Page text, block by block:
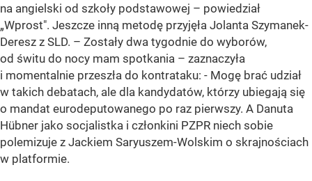
na angielski od szkoły podstawowej – powiedział
„Wprost". Jeszcze inną metodę przyjęła Jolanta Szymanek-
Deresz z SLD. – Zostały dwa tygodnie do wyborów,
od świtu do nocy mam spotkania – zaznaczyła
i momentalnie przeszła do kontrataku: - Mogę brać udział
w takich debatach, ale dla kandydatów, którzy ubiegają się
o mandat eurodeputowanego po raz pierwszy. A Danuta
Hübner jako socjalistka i członkini PZPR niech sobie
polemizuje z Jackiem Saryuszem-Wolskim o skrajnościach
w platformie.